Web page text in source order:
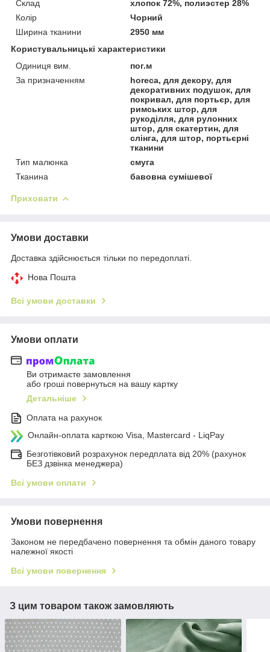
Склад
хлопок 72%, полиэстер 28%
Колір
Чорний
Ширина тканини
2950 мм
Користувальницькі характеристики
Одиниця вим.
пог.м
За призначенням
horeca, для декору, для
декоративних подушок, для
покривал, для портьєр, для
римських штор, для
рукоділля, для рулонних
штор, для скатертин, для
слінга, для штор, портьєрні
тканини
Тип малюнка
смуга
Тканина
бавовна сумішевої
Приховати
Умови доставки
Доставка здійснюється тільки по передоплаті.
Нова Пошта
Всі умови доставки
Умови оплати
Ви отримаєте замовлення
або гроші повернуться на вашу картку
Детальніше
Оплата на рахунок
Онлайн-оплата карткою Visa, Mastercard - LiqPay
Безготівковий розрахунок передплата від 20% (рахунок
БЕЗ дзвінка менеджера)
Всі умови оплати
Умови повернення
Законом не передбачено повернення та обмін даного товару
належної якості
Всі умови повернення
З цим товаром також замовляють